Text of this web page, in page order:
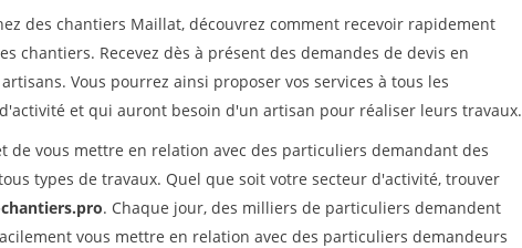
des chantiers Maillat, découvrez comment recevoir rapidement
chantiers. Recevez dès à présent des demandes de devis en
Vous pourrez ainsi proposer vos services à tous les
et qui auront besoin d'un artisan pour réaliser leurs travaux.
de vous mettre en relation avec des particuliers demandant des
types de travaux. Quel que soit votre secteur d'activité, trouver
. Chaque jour, des milliers de particuliers demandent
vous mettre en relation avec des particuliers demandeurs